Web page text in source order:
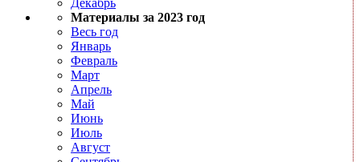
Декабрь
Материалы за 2023 год
Весь год
Январь
Февраль
Март
Апрель
Май
Июнь
Июль
Август